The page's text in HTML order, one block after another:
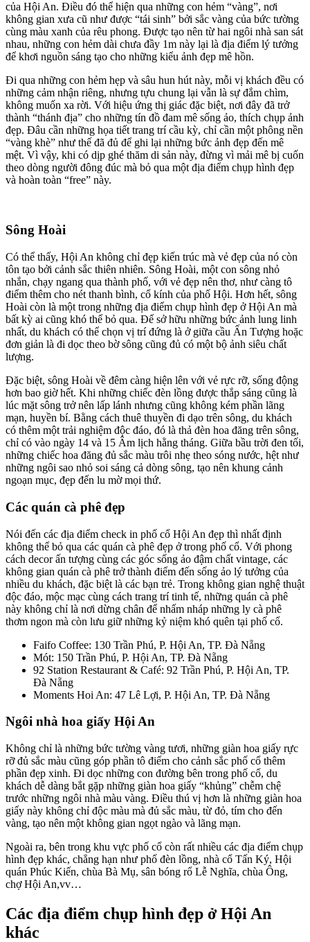
của Hội An. Điều đó thể hiện qua những con hẻm “vàng”, nơi
không gian xưa cũ như được “tái sinh” bởi sắc vàng của bức tường
cùng màu xanh của rêu phong. Được tạo nên từ hai ngôi nhà san sát
nhau, những con hẻm dài chưa đầy 1m này lại là địa điểm lý tưởng
để khơi nguồn sáng tạo cho những kiểu ảnh đẹp mê hồn.
Đi qua những con hẻm hẹp và sâu hun hút này, mỗi vị khách đều có
những cảm nhận riêng, nhưng tựu chung lại vẫn là sự đắm chìm,
không muốn xa rời. Với hiệu ứng thị giác đặc biệt, nơi đây đã trở
thành “thánh địa” cho những tín đồ đam mê sống ảo, thích chụp ảnh
đẹp. Đâu cần những họa tiết trang trí cầu kỳ, chỉ cần một phông nền
“vàng khè” như thế đã đủ để ghi lại những bức ảnh đẹp đến mê
mệt. Vì vậy, khi có dịp ghé thăm di sản này, đừng vì mải mê bị cuốn
theo dòng người đông đúc mà bỏ qua một địa điểm chụp hình đẹp
và hoàn toàn “free” này.
Sông Hoài
Có thể thấy, Hội An không chỉ đẹp kiến trúc mà vẻ đẹp của nó còn
tôn tạo bởi cảnh sắc thiên nhiên. Sông Hoài, một con sông nhỏ
nhắn, chạy ngang qua thành phố, với vẻ đẹp nên thơ, như càng tô
điểm thêm cho nét thanh bình, cổ kính của phố Hội. Hơn hết, sông
Hoài còn là một trong những địa điểm chụp hình đẹp ở Hội An mà
bất kỳ ai cũng khó thể bỏ qua. Để sở hữu những bức ảnh lung linh
nhất, du khách có thể chọn vị trí đứng là ở giữa cầu Ấn Tượng hoặc
đơn giản là đi dọc theo bờ sông cũng đủ có một bộ ảnh siêu chất
lượng.
Đặc biệt, sông Hoài về đêm càng hiện lên với vẻ rực rỡ, sống động
hơn bao giờ hết. Khi những chiếc đèn lồng được thắp sáng cũng là
lúc mặt sông trở nên lấp lánh nhưng cũng không kém phần lãng
mạn, huyền bí. Bằng cách thuê thuyền đi dạo trên sông, du khách
có thêm một trải nghiệm độc đáo, đó là thả đèn hoa đăng trên sông,
chỉ có vào ngày 14 và 15 Âm lịch hằng tháng. Giữa bầu trời đen tối,
những chiếc hoa đăng đủ sắc màu trôi nhẹ theo sóng nước, hệt như
những ngôi sao nhỏ soi sáng cả dòng sông, tạo nên khung cảnh
ngoạn mục, đẹp đến lu mờ mọi thứ.
Các quán cà phê đẹp
Nói đến các địa điểm check in phố cổ Hội An đẹp thì nhất định
không thể bỏ qua các quán cà phê đẹp ở trong phố cổ. Với phong
cách decor ấn tượng cùng các góc sống ảo đậm chất vintage, các
không gian quán cà phê trở thành điểm đến sống ảo lý tưởng của
nhiều du khách, đặc biệt là các bạn trẻ. Trong không gian nghệ thuật
độc đáo, mộc mạc cùng cách trang trí tinh tế, những quán cà phê
này không chỉ là nơi dừng chân để nhấm nháp những ly cà phê
thơm ngon mà còn lưu giữ những kỷ niệm khó quên tại phố cổ.
Faifo Coffee: 130 Trần Phú, P. Hội An, TP. Đà Nẵng
Mót: 150 Trần Phú, P. Hội An, TP. Đà Nẵng
92 Station Restaurant & Café: 92 Trần Phú, P. Hội An, TP.
Đà Nẵng
Moments Hoi An: 47 Lê Lợi, P. Hội An, TP. Đà Nẵng
Ngôi nhà hoa giấy Hội An
Không chỉ là những bức tường vàng tươi, những giàn hoa giấy rực
rỡ đủ sắc màu cũng góp phần tô điểm cho cảnh sắc phố cổ thêm
phần đẹp xinh. Đi dọc những con đường bên trong phố cổ, du
khách dễ dàng bắt gặp những giàn hoa giấy “khủng” chễm chệ
trước những ngôi nhà màu vàng. Điều thú vị hơn là những giàn hoa
giấy này không chỉ độc màu mà đủ sắc màu, từ đỏ, tím cho đến
vàng, tạo nên một không gian ngọt ngào và lãng mạn.
Ngoài ra, bên trong khu vực phố cổ còn rất nhiều các địa điểm chụp
hình đẹp khác, chẳng hạn như phố đèn lồng, nhà cổ Tấn Ký, Hội
quán Phúc Kiến, chùa Bà Mụ, sân bóng rổ Lễ Nghĩa, chùa Ông,
chợ Hội An,vv…
Các địa điểm chụp hình đẹp ở Hội An
khác